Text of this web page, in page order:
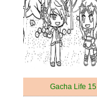
Gacha Life 15